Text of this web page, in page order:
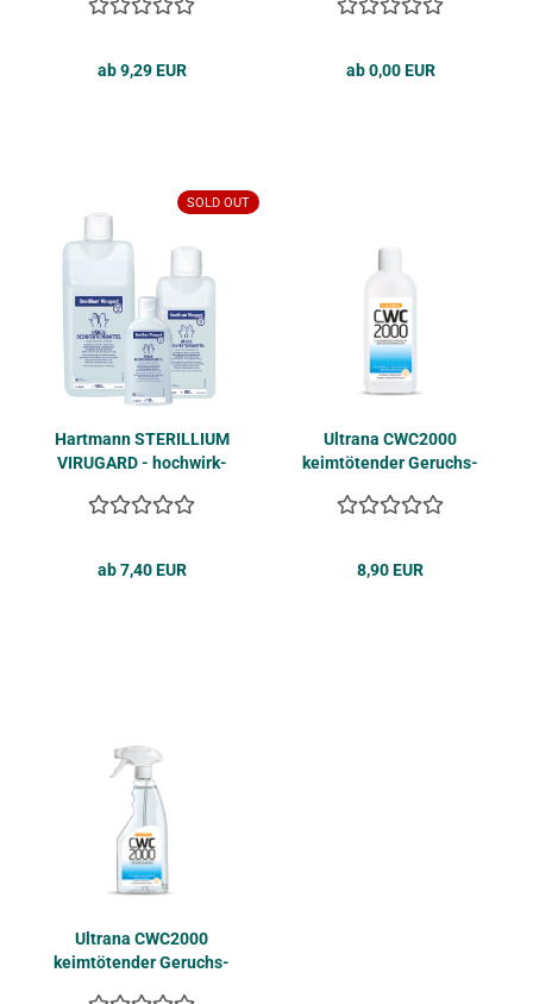
cher 40 Stk.
ab 9,29 EUR
frei
ab 0,00 EUR
SOLD OUT
Hart­mann STE­RIL­LI­UM
VI­RU­GARD - hoch­wirk­
ab 7,40 EUR
Ul­tra­na CWC2000
keim­tö­ten­der Ge­ruchs­
8,90 EUR
Ul­tra­na CWC2000
keim­tö­ten­der Ge­ruchs­